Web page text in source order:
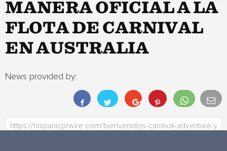
MANERA OFICIAL A LA
FLOTA DE CARNIVAL
EN AUSTRALIA
News provided by: